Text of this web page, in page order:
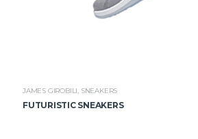
JAMES GIROBILI, SNEAKERS
FUTURISTIC SNEAKERS